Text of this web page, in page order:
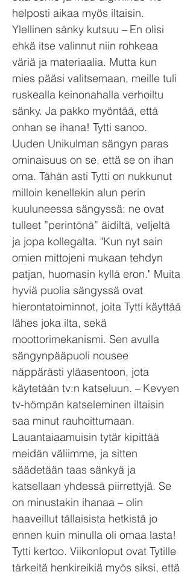
helposti aikaa myös iltaisin.
Ylellinen sänky kutsuu – En olisi
ehkä itse valinnut niin rohkeaa
väriä ja materiaalia. Mutta kun
mies pääsi valitsemaan, meille tuli
ruskealla keinonahalla verhoiltu
sänky. Ja pakko myöntää, että
onhan se ihana! Tytti sanoo.
Uuden Unikulman sängyn paras
ominaisuus on se, että se on ihan
oma. Tähän asti Tytti on nukkunut
milloin kenellekin alun perin
kuuluneessa sängyssä: ne ovat
tulleet ”perintönä” äidiltä, veljeltä
ja jopa kollegalta. "Kun nyt sain
omien mittojeni mukaan tehdyn
patjan, huomasin kyllä eron." Muita
hyviä puolia sängyssä ovat
hierontatoiminnot, joita Tytti käyttää
lähes joka ilta, sekä
moottorimekanismi. Sen avulla
sängynpääpuoli nousee
näppärästi yläasentoon, jota
käytetään tv:n katseluun. – Kevyen
tv-hömpän katseleminen iltaisin
saa minut rauhoittumaan.
Lauantaiaamuisin tytär kipittää
meidän väliimme, ja sitten
säädetään taas sänkyä ja
katsellaan yhdessä piirrettyjä. Se
on minustakin ihanaa – olin
haaveillut tällaisista hetkistä jo
ennen kuin minulla oli omaa lasta!
Tytti kertoo. Viikonloput ovat Tytille
tärkeitä henkireikiä myös siksi, että